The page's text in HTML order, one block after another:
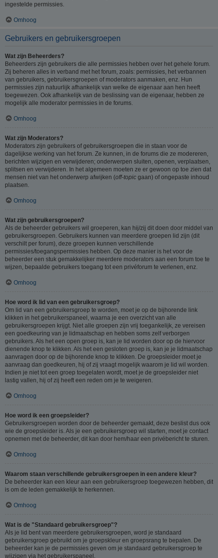
ingestelde permissies.
Omhoog
Gebruikers en gebruikersgroepen
Wat zijn Beheerders?
Beheerders zijn gebruikers die alle permissies hebben over het gehele forum.
Zij beheren alles in verband met het forum, zoals: permissies, het verbannen
van gebruikers, gebruikersgroepen of moderators aanmaken, enz. Hun
permissies zijn natuurlijk afhankelijk van welke de eigenaar aan hen heeft
toegewezen. Ook afhankelijk van de beslissing van de eigenaar, hebben ze
mogelijk alle moderator permissies in de forums.
Omhoog
Wat zijn Moderators?
Moderators zijn gebruikers of gebruikersgroepen die in staan voor de
dagelijkse werking van het forum. Ze kunnen, in de forums die ze modereren,
berichten wijzigen en verwijderen; onderwerpen sluiten, openen, verplaatsen,
splitsen en verwijderen. In het algemeen moeten ze er gewoon op toe zien dat
mensen niet van het onderwerp afwijken (off-topic gaan) of ongepaste inhoud
plaatsen.
Omhoog
Wat zijn gebruikersgroepen?
Als de beheerder gebruikers wil groeperen, kan hij/zij dit doen door middel van
gebruikersgroepen. Gebruikers kunnen van meerdere groepen lid zijn (dit
verschilt per forum), deze groepen kunnen verschillende
permissies/toegangspermissies hebben. Op deze manier is het voor de
beheerder een stuk gemakkelijker meerdere moderators aan een forum toe te
wijzen, bepaalde gebruikers toegang tot een privéforum te verlenen, enz.
Omhoog
Hoe word ik lid van een gebruikersgroep?
Om lid van een gebruikersgroep te worden, moet je op de bijhorende link
klikken in het gebruikerspaneel, waarna je een overzicht van alle
gebruikersgroepen krijgt. Niet alle groepen zijn vrij toegankelijk, ze vereisen
een goedkeuring van je lidmaatschap en hebben soms zelf verborgen
gebruikers. Als het een open groep is, kan je lid worden door op de hiervoor
dienende knop te klikken. Als het een gesloten groep is, kan je je lidmaatschap
aanvragen door op de bijhorende knop te klikken. De groepsleider moet je
aanvraag dan goedkeuren, hij of zij vraagt mogelijk waarom je lid wil worden.
Indien je niet tot een groep toegelaten wordt, moet je de groepsleider niet
lastig vallen, hij of zij heeft een reden om je te weigeren.
Omhoog
Hoe word ik een groepsleider?
Gebruikersgroepen worden door de beheerder gemaakt, deze beslist dus ook
wie de groepsleider is. Als je een gebruikersgroep wil starten, moet je contact
opnemen met de beheerder, dit kan door hem/haar een privébericht te sturen.
Omhoog
Waarom staan verschillende gebruikersgroepen in een andere kleur?
De beheerder kan een kleur aan een gebruikersgroep toegewezen hebben, dit
is om de leden gemakkelijk te herkennen.
Omhoog
Wat is de "Standaard gebruikersgroep"?
Als je lid bent van meerdere gebruikersgroepen, word je standaard
gebruikersgroep gebruikt om je groepskleur en groepsrang te bepalen. De
beheerder kan je de permissies geven om je standaard gebruikersgroep te
wijzigen via het gebruikerspaneel.